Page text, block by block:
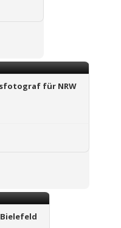
für NRW